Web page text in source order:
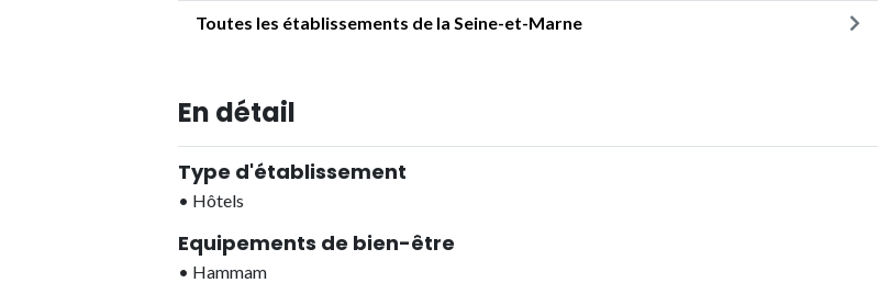
Toutes les établissements de la Seine-et-Marne
En détail
Type d'établissement
• Hôtels
Equipements de bien-être
• Hammam